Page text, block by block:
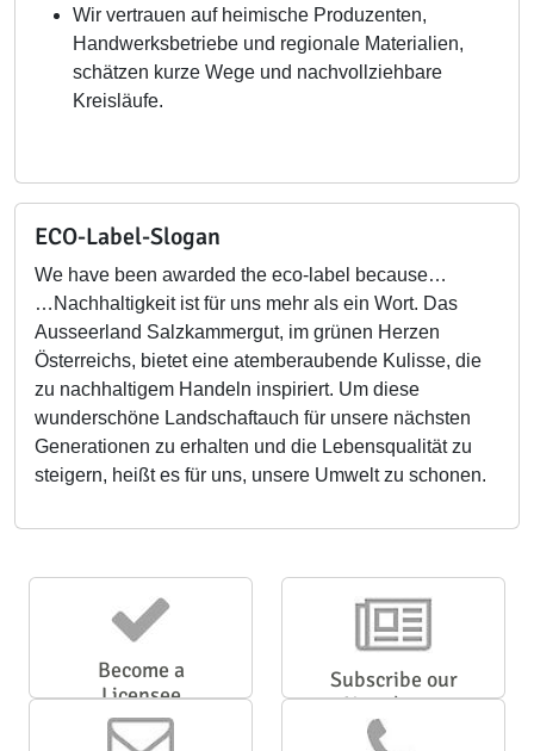
Wir vertrauen auf heimische Produzenten,
Handwerksbetriebe und regionale Materialien,
schätzen kurze Wege und nachvollziehbare
Kreisläufe.
ECO-Label-Slogan
We have been awarded the eco-label because…
…Nachhaltigkeit ist für uns mehr als ein Wort. Das
Ausseerland Salzkammergut, im grünen Herzen
Österreichs, bietet eine atemberaubende Kulisse, die
zu nachhaltigem Handeln inspiriert. Um diese
wunderschöne Landschaftauch für unsere nächsten
Generationen zu erhalten und die Lebensqualität zu
steigern, heißt es für uns, unsere Umwelt zu schonen.
Become a
Licensee
Subscribe our
Newsletter